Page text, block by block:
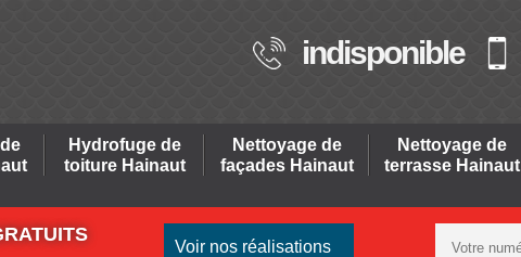
indisponible
Hydrofuge de
toiture Hainaut
Nettoyage de
façades Hainaut
Nettoyage de
terrasse Hainaut
Voir nos réalisations